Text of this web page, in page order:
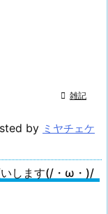
 雑記
by ミヤチェケ
します(/・ω・)/